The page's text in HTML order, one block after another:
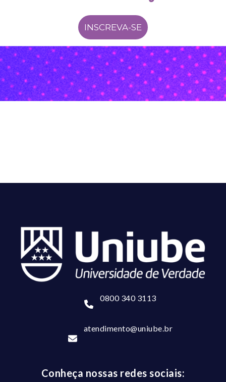
INSCREVA-SE
0800 340 3113
atendimento@uniube.br
Conheça nossas redes sociais: